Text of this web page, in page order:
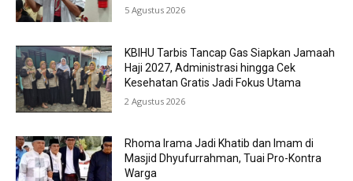
5 Agustus 2026
KBIHU Tarbis Tancap Gas Siapkan Jamaah
Haji 2027, Administrasi hingga Cek
Kesehatan Gratis Jadi Fokus Utama
2 Agustus 2026
Rhoma Irama Jadi Khatib dan Imam di
Masjid Dhyufurrahman, Tuai Pro-Kontra
Warga